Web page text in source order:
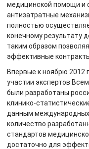
медицинской помощи и
антизатратные
полностью
конечному результату
таким образом
эффективные
Впервые к ноябрю 2012
участии экспертов
были разработаны
клинико-
данным международных
количество
стандартов
достаточно для